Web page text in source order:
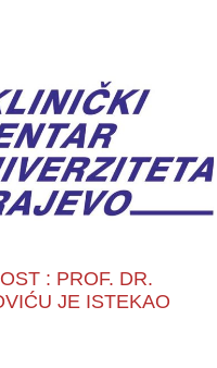
: PROF. DR.
JE ISTEKAO